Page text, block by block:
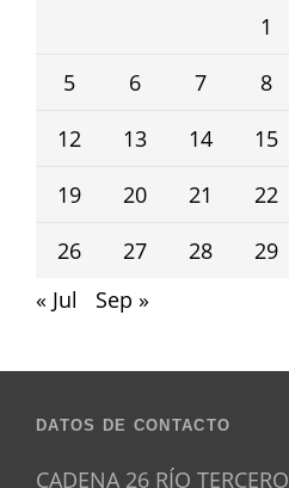
1
5
6 7 8
12
13 14 15
19
20 21 22
26
27 28 29
« Jul
Sep »
DATOS DE CONTACTO
CADENA 26 RÍO TERCERO